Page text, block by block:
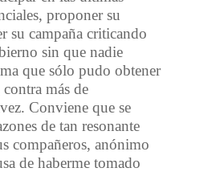
proponer su
su campaña criticando
sin que nadie
que sólo pudo obtener
más de
Conviene que se
de tan resonante
compañeros, anónimo
de haberme tomado